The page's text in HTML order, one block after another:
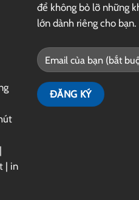
|
| in
để không bỏ lỡ những
lớn dành riêng cho bạn.